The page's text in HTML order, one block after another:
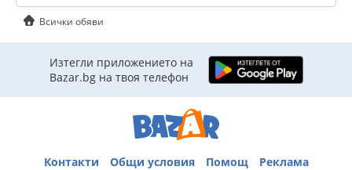
Всички обяви
Изтегли приложението на
Bazar.bg на твоя телефон
Контакти Общи условия Помощ
Реклама